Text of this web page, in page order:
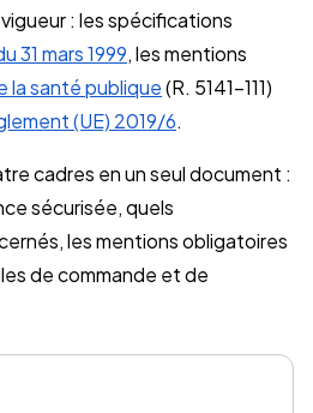
: les spécifications
31 mars 1999, les mentions
la santé publique(R. 5141-111)
(UE) 2019/6.
cadres en un seul document :
sécurisée, quels
les mentions obligatoires
de commande et de